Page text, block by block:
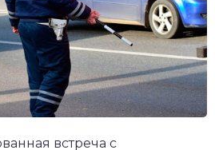
встреча с